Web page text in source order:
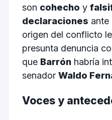
son cohecho y
declaraciones ante
origen del conflicto
presunta denuncia
que Barrónhabría
senador Waldo
Voces y